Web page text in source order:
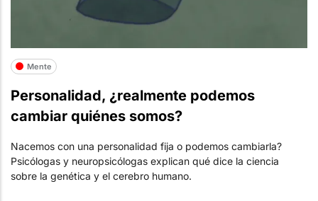
Mente
Personalidad, ¿realmente podemos
cambiar quiénes somos?
Nacemos con una personalidad fija o podemos cambiarla?
Psicólogas y neuropsicólogas explican qué dice la ciencia
sobre la genética y el cerebro humano.